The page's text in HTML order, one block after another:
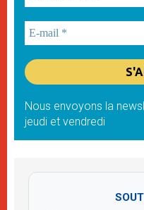
Nous envoyons la
jeudi et vendredi